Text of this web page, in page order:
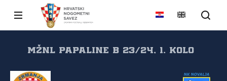
MŽNL PAPALINE B 23/24, 1. kolo